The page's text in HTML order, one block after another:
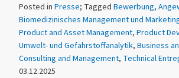
Posted in Presse; Tagged Bewerbung,
Biomedizinisches Management und
Product and Asset Management, Product
Umwelt- und Gefahrstoffanalytik, Business
Consulting and Management, Technical
03.12.2025